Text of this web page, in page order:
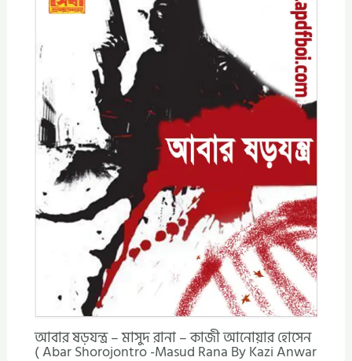
আবার ষড়যন্ত্র – মাসুদ রানা – কাজী আনোয়ার হোসেন
( Abar Shorojontro -Masud Rana By Kazi Anwar